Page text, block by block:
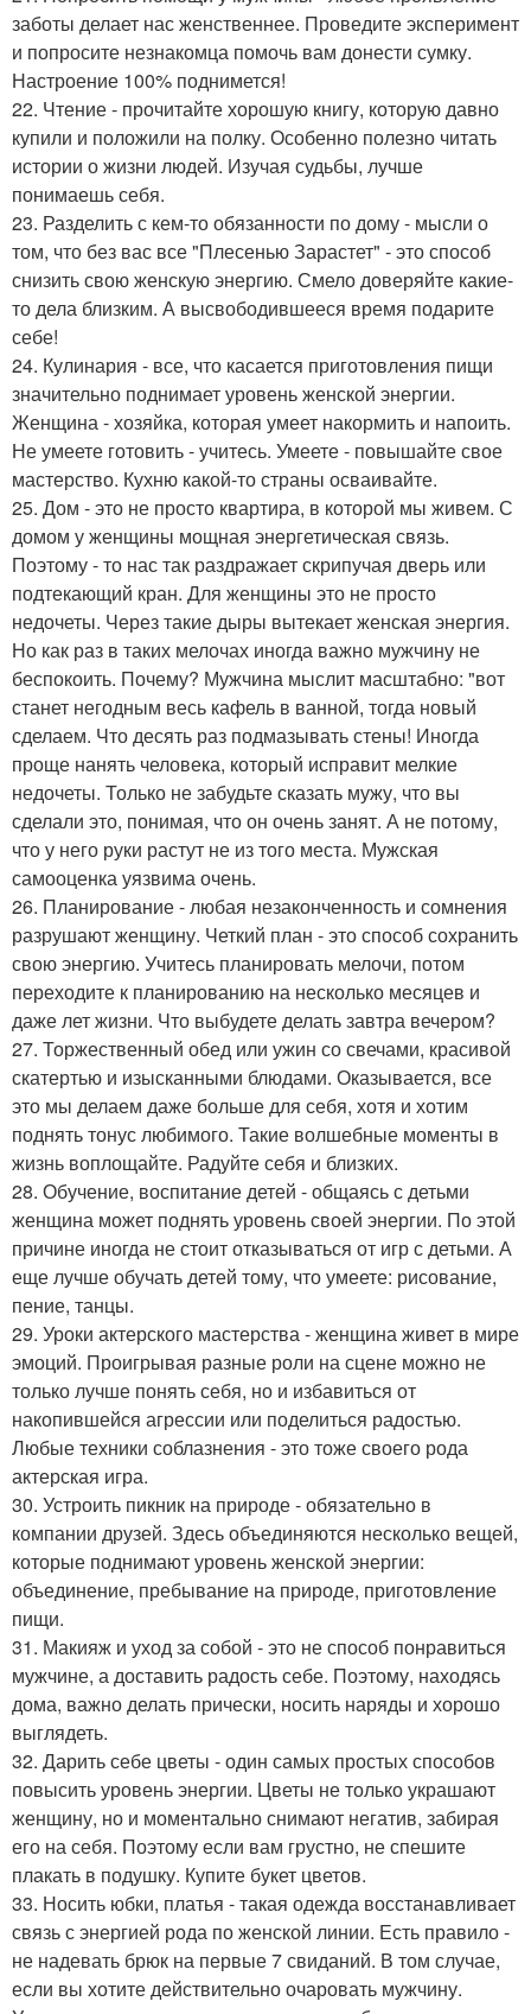
заботы делает нас женственнее. Проведите эксперимент
и попросите незнакомца помочь вам донести сумку.
Настроение 100% поднимется!
22. Чтение - прочитайте хорошую книгу, которую давно
купили и положили на полку. Особенно полезно читать
истории о жизни людей. Изучая судьбы, лучше
понимаешь себя.
23. Разделить с кем-то обязанности по дому - мысли о
том, что без вас все "Плесенью Зарастет" - это способ
снизить свою женскую энергию. Смело доверяйте какие-
то дела близким. А высвободившееся время подарите
себе!
24. Кулинария - все, что касается приготовления пищи
значительно поднимает уровень женской энергии.
Женщина - хозяйка, которая умеет накормить и напоить.
Не умеете готовить - учитесь. Умеете - повышайте свое
мастерство. Кухню какой-то страны осваивайте.
25. Дом - это не просто квартира, в которой мы живем. С
домом у женщины мощная энергетическая связь.
Поэтому - то нас так раздражает скрипучая дверь или
подтекающий кран. Для женщины это не просто
недочеты. Через такие дыры вытекает женская энергия.
Но как раз в таких мелочах иногда важно мужчину не
беспокоить. Почему? Мужчина мыслит масштабно: "вот
станет негодным весь кафель в ванной, тогда новый
сделаем. Что десять раз подмазывать стены! Иногда
проще нанять человека, который исправит мелкие
недочеты. Только не забудьте сказать мужу, что вы
сделали это, понимая, что он очень занят. А не потому,
что у него руки растут не из того места. Мужская
самооценка уязвима очень.
26. Планирование - любая незаконченность и сомнения
разрушают женщину. Четкий план - это способ сохранить
свою энергию. Учитесь планировать мелочи, потом
переходите к планированию на несколько месяцев и
даже лет жизни. Что выбудете делать завтра вечером?
27. Торжественный обед или ужин со свечами, красивой
скатертью и изысканными блюдами. Оказывается, все
это мы делаем даже больше для себя, хотя и хотим
поднять тонус любимого. Такие волшебные моменты в
жизнь воплощайте. Радуйте себя и близких.
28. Обучение, воспитание детей - общаясь с детьми
женщина может поднять уровень своей энергии. По этой
причине иногда не стоит отказываться от игр с детьми. А
еще лучше обучать детей тому, что умеете: рисование,
пение, танцы.
29. Уроки актерского мастерства - женщина живет в мире
эмоций. Проигрывая разные роли на сцене можно не
только лучше понять себя, но и избавиться от
накопившейся агрессии или поделиться радостью.
Любые техники соблазнения - это тоже своего рода
актерская игра.
30. Устроить пикник на природе - обязательно в
компании друзей. Здесь объединяются несколько вещей,
которые поднимают уровень женской энергии:
объединение, пребывание на природе, приготовление
пищи.
31. Макияж и уход за собой - это не способ понравиться
мужчине, а доставить радость себе. Поэтому, находясь
дома, важно делать прически, носить наряды и хорошо
выглядеть.
32. Дарить себе цветы - один самых простых способов
повысить уровень энергии. Цветы не только украшают
женщину, но и моментально снимают негатив, забирая
его на себя. Поэтому если вам грустно, не спешите
плакать в подушку. Купите букет цветов.
33. Носить юбки, платья - такая одежда восстанавливает
связь с энергией рода по женской линии. Есть правило -
не надевать брюк на первые 7 свиданий. В том случае,
если вы хотите действительно очаровать мужчину.